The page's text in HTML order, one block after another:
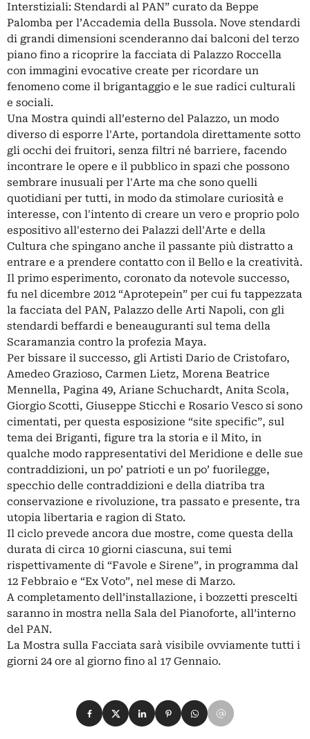
Interstiziali: Stendardi al PAN” curato da Beppe
Palomba per l’Accademia della Bussola. Nove stendardi
di grandi dimensioni scenderanno dai balconi del terzo
piano fino a ricoprire la facciata di Palazzo Roccella
con immagini evocative create per ricordare un
fenomeno come il brigantaggio e le sue radici culturali
e sociali.
Una Mostra quindi all’esterno del Palazzo, un modo
diverso di esporre l'Arte, portandola direttamente sotto
gli occhi dei fruitori, senza filtri né barriere, facendo
incontrare le opere e il pubblico in spazi che possono
sembrare inusuali per l'Arte ma che sono quelli
quotidiani per tutti, in modo da stimolare curiosità e
interesse, con l'intento di creare un vero e proprio polo
espositivo all'esterno dei Palazzi dell'Arte e della
Cultura che spingano anche il passante più distratto a
entrare e a prendere contatto con il Bello e la creatività.
Il primo esperimento, coronato da notevole successo,
fu nel dicembre 2012 “Aprotepein” per cui fu tappezzata
la facciata del PAN, Palazzo delle Arti Napoli, con gli
stendardi beffardi e beneauguranti sul tema della
Scaramanzia contro la profezia Maya.
Per bissare il successo, gli Artisti Dario de Cristofaro,
Amedeo Grazioso, Carmen Lietz, Morena Beatrice
Mennella, Pagina 49, Ariane Schuchardt, Anita Scola,
Giorgio Scotti, Giuseppe Sticchi e Rosario Vesco si sono
cimentati, per questa esposizione “site specific”, sul
tema dei Briganti, figure tra la storia e il Mito, in
qualche modo rappresentativi del Meridione e delle sue
contraddizioni, un po’ patrioti e un po’ fuorilegge,
specchio delle contraddizioni e della diatriba tra
conservazione e rivoluzione, tra passato e presente, tra
utopia libertaria e ragion di Stato.
Il ciclo prevede ancora due mostre, come questa della
durata di circa 10 giorni ciascuna, sui temi
rispettivamente di “Favole e Sirene”, in programma dal
12 Febbraio e “Ex Voto”, nel mese di Marzo.
A completamento dell’installazione, i bozzetti prescelti
saranno in mostra nella Sala del Pianoforte, all’interno
del PAN.
La Mostra sulla Facciata sarà visibile ovviamente tutti i
giorni 24 ore al giorno fino al 17 Gennaio.
Condividi su Facebook
Condividi su X
Condividi su LinkedIn
Condividi su Pinterest
Condividi su WhatsApp
Condividi su Email